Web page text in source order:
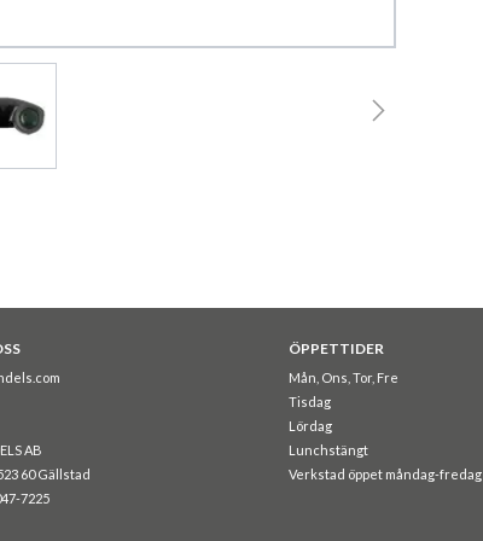
AB
60 Gällstad
7225
ÖPPETTIDER
Mån, Ons, Tor, Fre
Tisdag
Lördag
Lunchstängt
Verkstad öppet måndag-fredag